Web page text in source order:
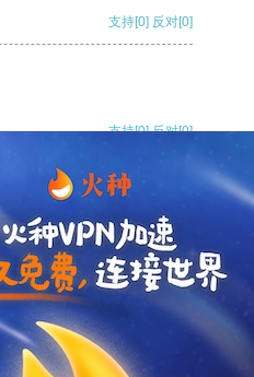
支持[0] 反对[0]
支持[0] 反对[0]
支持[0] 反对
支持